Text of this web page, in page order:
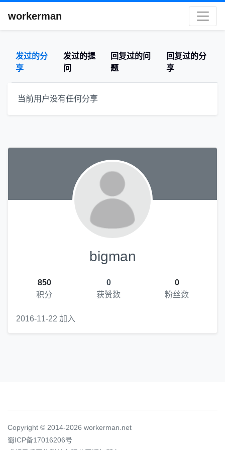
workerman
发过的分
享
发过的提
问
回复过的问
题
回复过的分
享
当前用户没有任何分享
bigman
850
积分
0
获赞数
0
粉丝数
2016-11-22 加入
Copyright © 2014-2026 workerman.net
蜀ICP备17016206号